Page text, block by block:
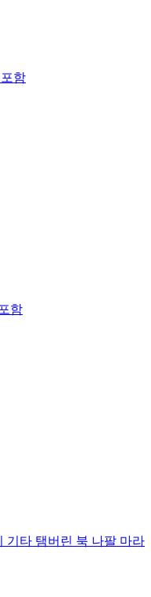
함
함
기타 탬버린 북 나팔 마라